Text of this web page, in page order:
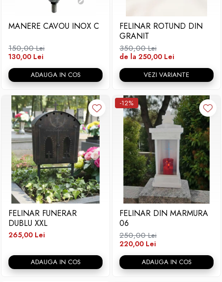
Placa memoriala
Placute ABS personalizate
marmura
MANERE CAVOU INOX C
150,00 Lei
130,00 Lei
ADAUGA IN COS
FELINAR ROTUND DIN
GRANIT
350,00 Lei
de la 250,00 Lei
VEZI VARIANTE
FELINAR FUNERAR
DUBLU XXL
265,00 Lei
ADAUGA IN COS
-12%
FELINAR DIN MARMURA
06
250,00 Lei
220,00 Lei
ADAUGA IN COS